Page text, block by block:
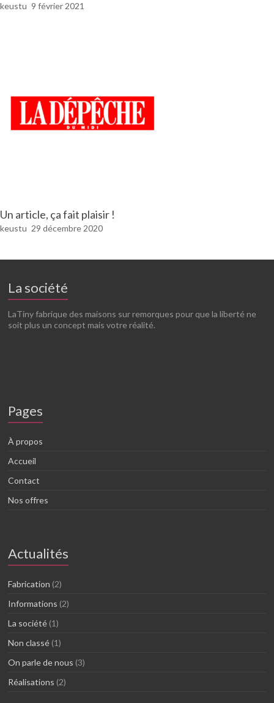
keustu 9 février 2021
Un article, ça fait plaisir !
keustu 29 décembre 2020
La société
LaTiny fabrique des maisons sur remorques pour que la liberté ne
soit plus un concept mais votre réalité.
Pages
À propos
Accueil
Contact
Nos offres
Actualités
Fabrication (2)
Informations (2)
La société (1)
Non classé (1)
On parle de nous (3)
Réalisations (2)